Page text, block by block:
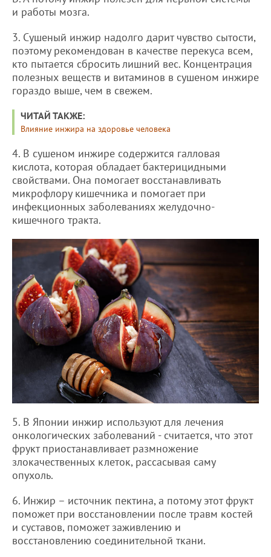
и работы мозга.
3. Сушеный инжир надолго дарит чувство сытости,
поэтому рекомендован в качестве перекуса всем,
кто пытается сбросить лишний вес. Концентрация
полезных веществ и витаминов в сушеном инжире
гораздо выше, чем в свежем.
ЧИТАЙ ТАКЖЕ:
Влияние инжира на здоровье человека
4. В сушеном инжире содержится галловая
кислота, которая обладает бактерицидными
свойствами. Она помогает восстанавливать
микрофлору кишечника и помогает при
инфекционных заболеваниях желудочно-
кишечного тракта.
5. В Японии инжир используют для лечения
онкологических заболеваний - считается, что этот
фрукт приостанавливает размножение
злокачественных клеток, рассасывая саму
опухоль.
6. Инжир – источник пектина, а потому этот фрукт
поможет при восстановлении после травм костей
и суставов, поможет заживлению и
восстановлению соединительной ткани.